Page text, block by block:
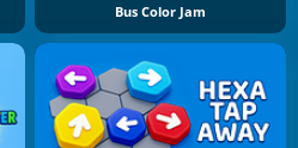
Bus Color Jam